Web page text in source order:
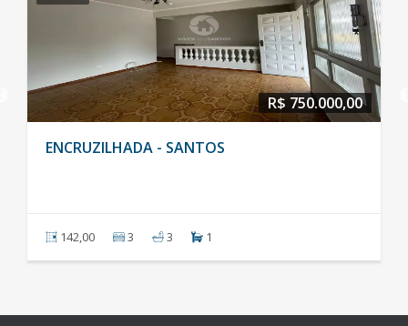
R$ 750.000,00
ENCRUZILHADA - SANTOS
142,00 3 3 1